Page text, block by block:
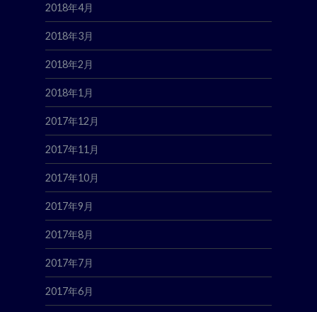
2018年4月
2018年3月
2018年2月
2018年1月
2017年12月
2017年11月
2017年10月
2017年9月
2017年8月
2017年7月
2017年6月